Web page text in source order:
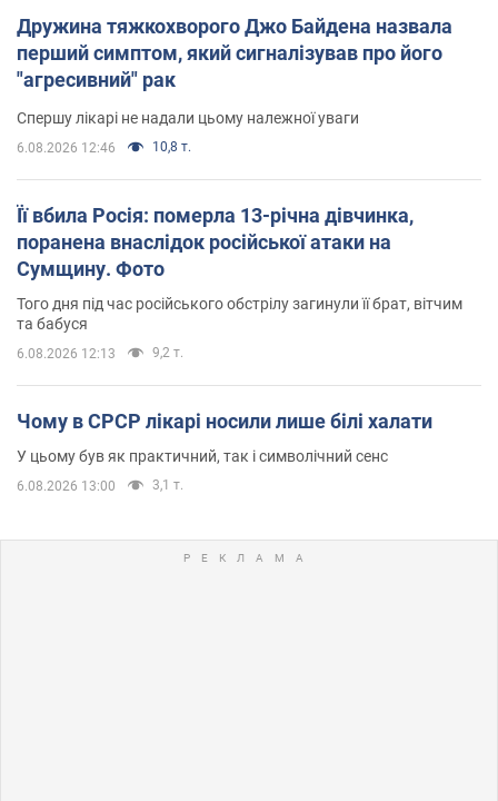
Дружина тяжкохворого Джо Байдена назвала
перший симптом, який сигналізував про його
"агресивний" рак
Спершу лікарі не надали цьому належної уваги
6.08.2026 12:46 10,8 т.
Її вбила Росія: померла 13-річна дівчинка,
поранена внаслідок російської атаки на
Сумщину. Фото
Того дня під час російського обстрілу загинули її брат, вітчим
та бабуся
6.08.2026 12:13 9,2 т.
Чому в СРСР лікарі носили лише білі халати
У цьому був як практичний, так і символічний сенс
6.08.2026 13:00 3,1 т.